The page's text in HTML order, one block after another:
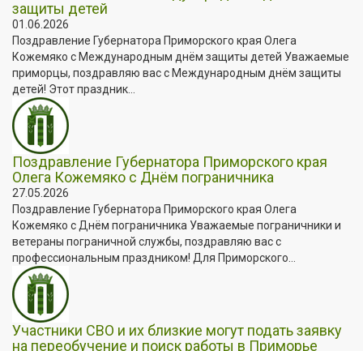
защиты детей
01.06.2026
Поздравление Губернатора Приморского края Олега
Кожемяко с Международным днём защиты детей Уважаемые
приморцы, поздравляю вас с Международным днём защиты
детей! Этот праздник...
Поздравление Губернатора Приморского края
Олега Кожемяко с Днём пограничника
27.05.2026
Поздравление Губернатора Приморского края Олега
Кожемяко с Днём пограничника Уважаемые пограничники и
ветераны пограничной службы, поздравляю вас с
профессиональным праздником! Для Приморского...
Участники СВО и их близкие могут подать заявку
на переобучение и поиск работы в Приморье